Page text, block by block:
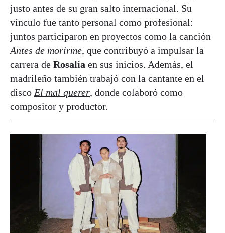
justo antes de su gran salto internacional. Su
vínculo fue tanto personal como profesional:
juntos participaron en proyectos como la canción
Antes de morirme, que contribuyó a impulsar la
carrera de Rosalía en sus inicios. Además, el
madrileño también trabajó con la cantante en el
disco El mal querer, donde colaboró como
compositor y productor.